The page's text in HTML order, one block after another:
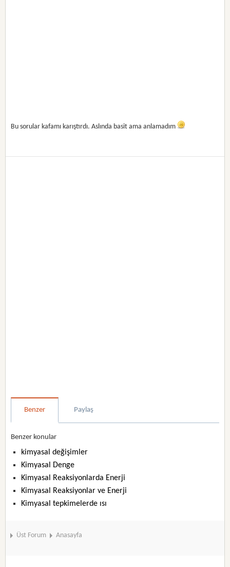
Bu sorular kafamı karıştırdı. Aslında basit ama anlamadım
Benzer Paylaş
Benzer konular
kimyasal değişimler
Kimyasal Denge
Kimyasal Reaksiyonlarda Enerji
Kimyasal Reaksiyonlar ve Enerji
Kimyasal tepkimelerde ısı
Üst Forum Anasayfa